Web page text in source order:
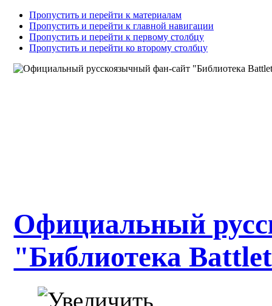
Пропустить и перейти к материалам
Пропустить и перейти к главной навигации
Пропустить и перейти к первому столбцу
Пропустить и перейти ко второму столбцу
Официальный
"Библиотека